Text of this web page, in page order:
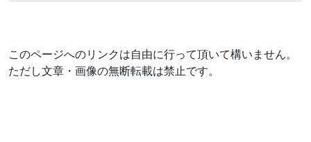
このページへのリンクは自由に行って頂いて構いません。
ただし文章・画像の無断転載は禁止です。